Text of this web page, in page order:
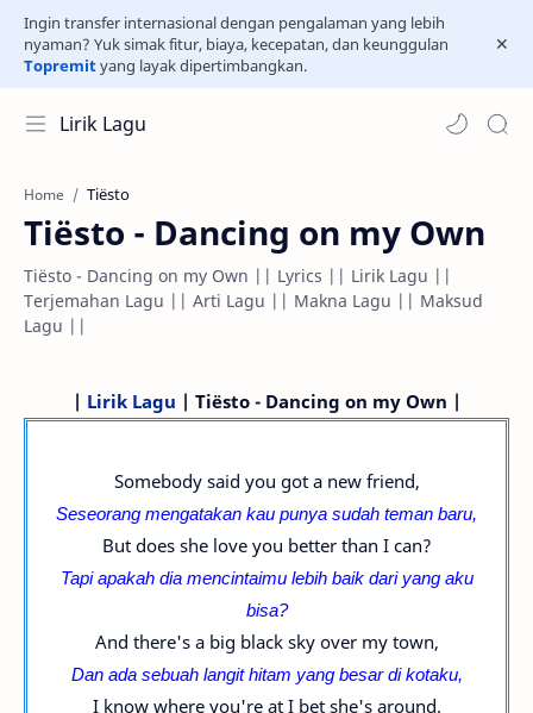
Ingin transfer internasional dengan pengalaman yang lebih
nyaman? Yuk simak fitur, biaya, kecepatan, dan keunggulan
Topremityang layak dipertimbangkan.
Lirik Lagu
Home Tiësto
Tiësto - Dancing on my Own
Tiësto - Dancing on my Own || Lyrics || Lirik Lagu ||
Terjemahan Lagu || Arti Lagu || Makna Lagu || Maksud
Lagu ||
| Lirik Lagu | Tiësto - Dancing on my Own |
Somebody said you got a new friend,
Seseorang mengatakan kau punya sudah teman baru,
But does she love you better than I can?
Tapi apakah dia mencintaimu lebih baik dari yang aku
bisa?
And there's a big black sky over my town,
Dan ada sebuah langit hitam yang besar di kotaku,
I know where you're at I bet she's around.